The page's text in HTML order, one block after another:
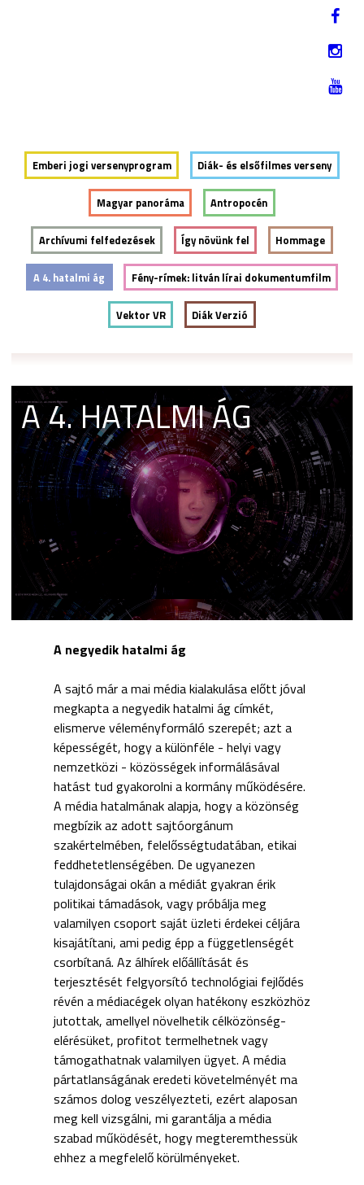
Emberi jogi versenyprogram Diák- és elsőfilmes verseny
Magyar panoráma Antropocén
Archívumi felfedezések Így növünk fel Hommage
A 4. hatalmi ág Fény-rímek: litván lírai dokumentumfilm
Vektor VR Diák Verzió
A 4. HATALMI ÁG
A negyedik hatalmi ág
A sajtó már a mai média kialakulása előtt jóval
megkapta a negyedik hatalmi ág címkét,
elismerve véleményformáló szerepét; azt a
képességét, hogy a különféle - helyi vagy
nemzetközi - közösségek informálásával
hatást tud gyakorolni a kormány működésére.
A média hatalmának alapja, hogy a közönség
megbízik az adott sajtóorgánum
szakértelmében, felelősségtudatában, etikai
feddhetetlenségében. De ugyanezen
tulajdonságai okán a médiát gyakran érik
politikai támadások, vagy próbálja meg
valamilyen csoport saját üzleti érdekei céljára
kisajátítani, ami pedig épp a függetlenségét
csorbítaná. Az álhírek előállítását és
terjesztését felgyorsító technológiai fejlődés
révén a médiacégek olyan hatékony eszközhöz
jutottak, amellyel növelhetik célközönség-
elérésüket, profitot termelhetnek vagy
támogathatnak valamilyen ügyet. A média
pártatlanságának eredeti követelményét ma
számos dolog veszélyezteti, ezért alaposan
meg kell vizsgálni, mi garantálja a média
szabad működését, hogy megteremthessük
ehhez a megfelelő körülményeket.